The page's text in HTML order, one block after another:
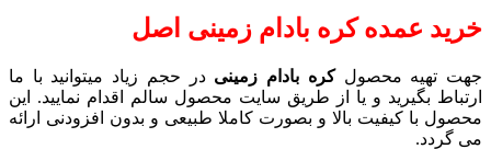
خرید عمده کره بادام زمینی اصل
جهت تهیه محصولکره بادام زمینی در حجم زیاد میتوانید با ما
ارتباط بگیرید و یا از طریق سایت محصول سالم اقدام نمایید. این
محصول با کیفیت بالا و بصورت کاملا طبیعی و بدون افزودنی ارائه
می گردد.